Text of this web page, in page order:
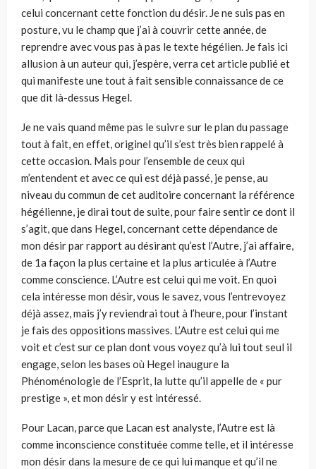
celui concernant cette fonction du désir. Je ne suis pas en
posture, vu le champ que j’ai à couvrir cette année, de
reprendre avec vous pas à pas le texte hégélien. Je fais ici
allusion à un auteur qui, j’espère, verra cet article publié et
qui manifeste une tout à fait sensible connaissance de ce
que dit là-dessus Hegel.
Je ne vais quand même pas le suivre sur le plan du passage
tout à fait, en effet, originel qu’il s’est très bien rappelé à
cette occasion. Mais pour l’ensemble de ceux qui
m’entendent et avec ce qui est déjà passé, je pense, au
niveau du commun de cet auditoire concernant la référence
hégélienne, je dirai tout de suite, pour faire sentir ce dont il
s’agit, que dans Hegel, concernant cette dépendance de
mon désir par rapport au désirant qu’est l’Autre, j’ai affaire,
de 1a façon la plus certaine et la plus articulée à l’Autre
comme conscience. L’Autre est celui qui me voit. En quoi
cela intéresse mon désir, vous le savez, vous l’entrevoyez
déjà assez, mais j’y reviendrai tout à l’heure, pour l’instant
je fais des oppositions massives. L’Autre est celui qui me
voit et c’est sur ce plan dont vous voyez qu’à lui tout seul il
engage, selon les bases où Hegel inaugure la
Phénoménologie de l’Esprit, la lutte qu’il appelle de « pur
prestige », et mon désir y est intéressé.
Pour Lacan, parce que Lacan est analyste, l’Autre est là
comme inconscience constituée comme telle, et il intéresse
mon désir dans la mesure de ce qui lui manque et qu’il ne